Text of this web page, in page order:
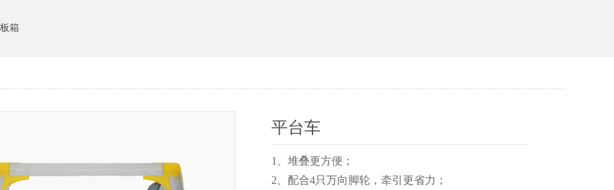
箱
平台车
1、堆叠更方便；
2、配合4只万向脚轮，牵引更省力；